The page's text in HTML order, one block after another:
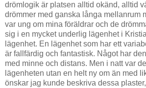
drömlogik är platsen alltid okänd, alltid
drömmer med ganska långa mellanrum
var ung om mina föräldrar och de
sig i en mycket underlig lägenhet i
lägenhet. En lägenhet som har ett
är fallfärdig och fantastisk. Något har
med minne och distans. Men i natt var
lägenheten utan en helt ny om än med
önskar jag kunde beskriva dessa